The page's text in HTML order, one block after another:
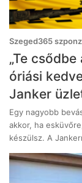
Szeged365
„Te
óriási
Janker
Egy nagyobb
akkor, ha
készülsz. A